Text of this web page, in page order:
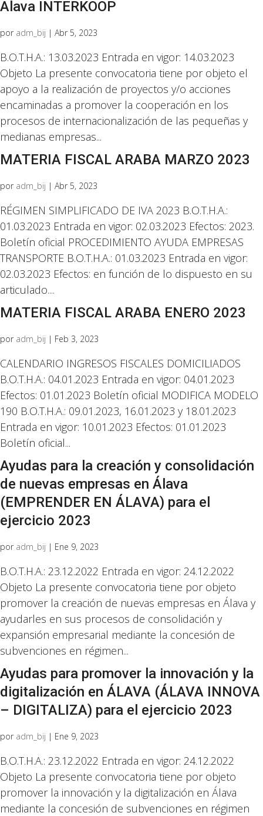
Alava INTERKOOP
por adm_bij | Abr 5, 2023
B.O.T.H.A.: 13.03.2023 Entrada en vigor: 14.03.2023
Objeto La presente convocatoria tiene por objeto el
apoyo a la realización de proyectos y/o acciones
encaminadas a promover la cooperación en los
procesos de internacionalización de las pequeñas y
medianas empresas...
MATERIA FISCAL ARABA MARZO 2023
por adm_bij | Abr 5, 2023
RÉGIMEN SIMPLIFICADO DE IVA 2023 B.O.T.H.A.:
01.03.2023 Entrada en vigor: 02.03.2023 Efectos: 2023.
Boletín oficial PROCEDIMIENTO AYUDA EMPRESAS
TRANSPORTE B.O.T.H.A.: 01.03.2023 Entrada en vigor:
02.03.2023 Efectos: en función de lo dispuesto en su
articulado....
MATERIA FISCAL ARABA ENERO 2023
por adm_bij | Feb 3, 2023
CALENDARIO INGRESOS FISCALES DOMICILIADOS
B.O.T.H.A.: 04.01.2023 Entrada en vigor: 04.01.2023
Efectos: 01.01.2023 Boletín oficial MODIFICA MODELO
190 B.O.T.H.A.: 09.01.2023, 16.01.2023 y 18.01.2023
Entrada en vigor: 10.01.2023 Efectos: 01.01.2023
Boletín oficial...
Ayudas para la creación y consolidación
de nuevas empresas en Álava
(EMPRENDER EN ÁLAVA) para el
ejercicio 2023
por adm_bij | Ene 9, 2023
B.O.T.H.A.: 23.12.2022 Entrada en vigor: 24.12.2022
Objeto La presente convocatoria tiene por objeto
promover la creación de nuevas empresas en Álava y
ayudarles en sus procesos de consolidación y
expansión empresarial mediante la concesión de
subvenciones en régimen...
Ayudas para promover la innovación y la
digitalización en ÁLAVA (ÁLAVA INNOVA
– DIGITALIZA) para el ejercicio 2023
por adm_bij | Ene 9, 2023
B.O.T.H.A.: 23.12.2022 Entrada en vigor: 24.12.2022
Objeto La presente convocatoria tiene por objeto
promover la innovación y la digitalización en Álava
mediante la concesión de subvenciones en régimen